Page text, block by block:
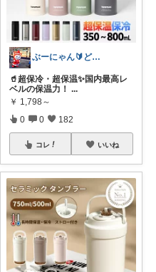
ぶーにゃん🔰どうしたら売れるかな😭
🥤超保冷・超保温✨国内最高レ
ベルの保温力！ ...
￥ 1,798～
0 0 182
コレ いいね